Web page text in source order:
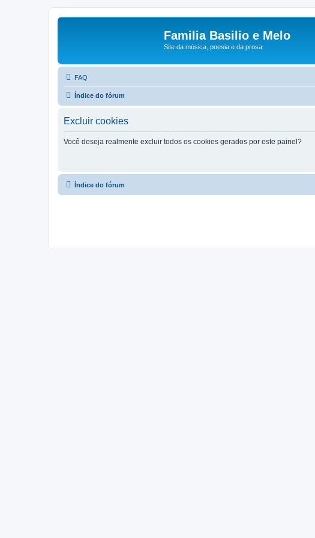
Familia Basilio e Melo
Site da música, poesia e da prosa
FAQ
Índice do fórum
Excluir cookies
Você deseja realmente excluir todos os cookies gerados por este painel?
Índice do fórum